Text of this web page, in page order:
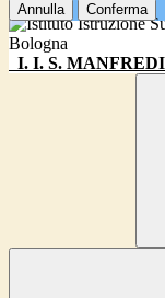
Annulla Conferma
I. I. S.